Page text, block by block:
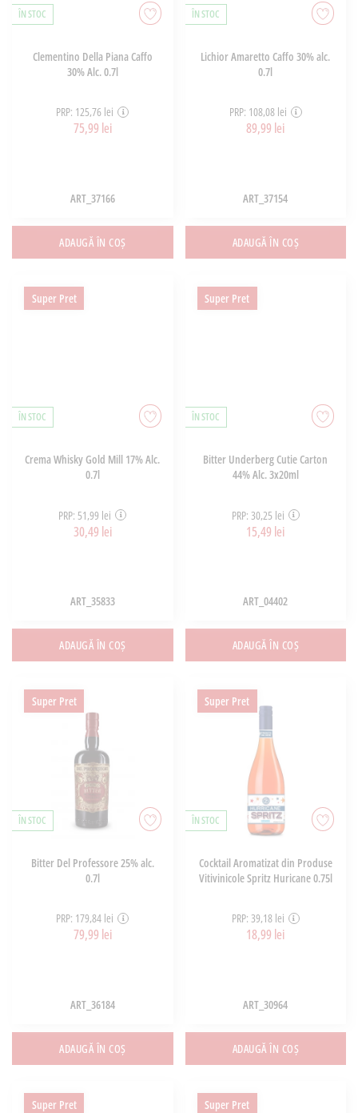
ÎN STOC
Clementino Della Piana Caffo
30% Alc. 0.7l
PRP: 125,76 lei
75,99 lei
ART_37166
ADAUGĂ ÎN COȘ
ÎN STOC
Lichior Amaretto Caffo 30% alc.
0.7l
PRP: 108,08 lei
89,99 lei
ART_37154
ADAUGĂ ÎN COȘ
Super Pret
ÎN STOC
Crema Whisky Gold Mill 17% Alc.
0.7l
PRP: 51,99 lei
30,49 lei
ART_35833
ADAUGĂ ÎN COȘ
Super Pret
ÎN STOC
Bitter Underberg Cutie Carton
44% Alc. 3x20ml
PRP: 30,25 lei
15,49 lei
ART_04402
ADAUGĂ ÎN COȘ
Super Pret
ÎN STOC
Bitter Del Professore 25% alc.
0.7l
PRP: 179,84 lei
79,99 lei
ART_36184
ADAUGĂ ÎN COȘ
Super Pret
ÎN STOC
Cocktail Aromatizat din Produse
Vitivinicole Spritz Huricane 0.75l
PRP: 39,18 lei
18,99 lei
ART_30964
ADAUGĂ ÎN COȘ
Super Pret Super Pret